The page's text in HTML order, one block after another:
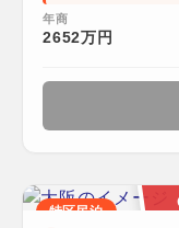
年商
2652万円
特区民泊